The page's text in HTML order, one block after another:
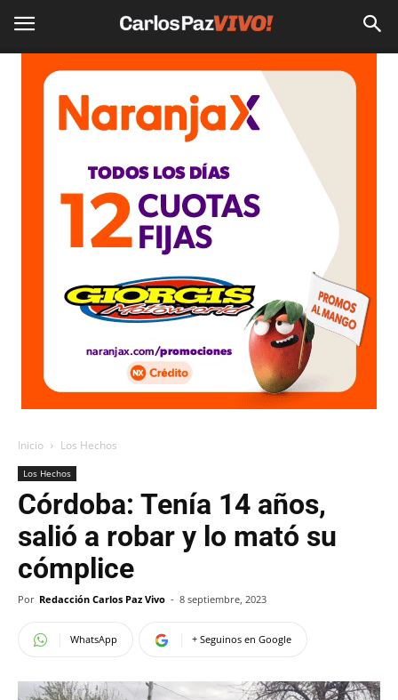
Inicio Los Hechos
Los Hechos
Córdoba: Tenía 14 años,
salió a robar y lo mató su
cómplice
Por Redacción Carlos Paz Vivo - 8 septiembre, 2023
WhatsApp + Seguinos en Google